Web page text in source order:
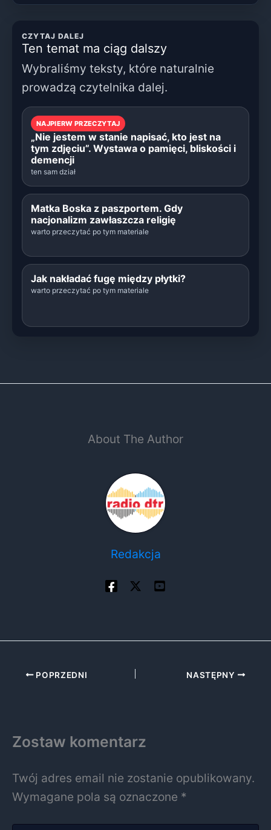
CZYTAJ DALEJ
Ten temat ma ciąg dalszy
Wybraliśmy teksty, które naturalnie
prowadzą czytelnika dalej.
NAJPIERW PRZECZYTAJ
„Nie jestem w stanie napisać, kto jest na
tym zdjęciu”. Wystawa o pamięci, bliskości i
demencji
ten sam dział
Matka Boska z paszportem. Gdy
nacjonalizm zawłaszcza religię
warto przeczytać po tym materiale
Jak nakładać fugę między płytki?
warto przeczytać po tym materiale
About The Author
Redakcja
POPRZEDNI NASTĘPNY
Zostaw komentarz
Twój adres email nie zostanie opublikowany.
Wymagane pola są oznaczone *